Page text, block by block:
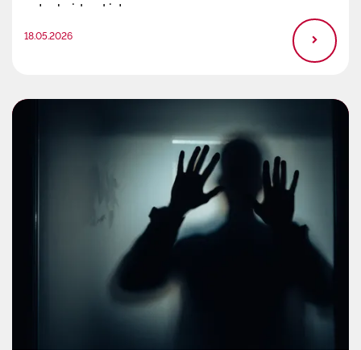
entscheidend ist.
18.05.2026